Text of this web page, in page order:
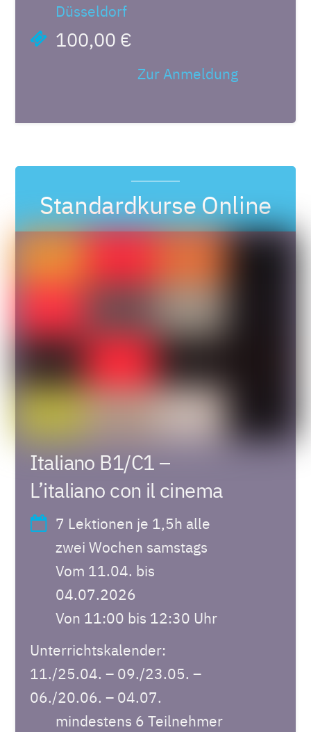
Düsseldorf
100,00 €
Zur Anmeldung
Standardkurse Online
Italiano B1/C1 –
L’italiano con il cinema
7 Lektionen je 1,5h alle
zwei Wochen samstags
Vom 11.04. bis
04.07.2026
Von 11:00 bis 12:30 Uhr
Unterrichtskalender:
11./25.04. – 09./23.05. –
06./20.06. – 04.07.
mindestens 6 Teilnehmer